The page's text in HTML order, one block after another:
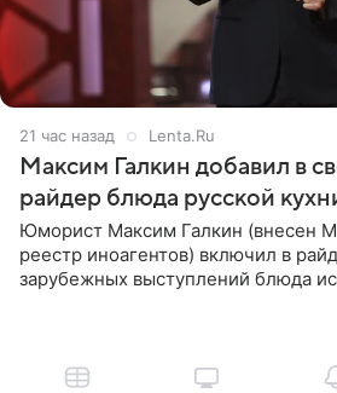
21 час назад Lenta.Ru
Максим Галкин добавил в
райдер блюда русской
Юморист Максим Галкин (внесен
реестр иноагентов) включил в
зарубежных выступлений блюда